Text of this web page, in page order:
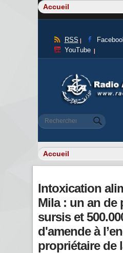
RSS
YouTube
Formulaire de
Rechercher
Intoxication
Mila : un an de
sursis et
d'amende à
propriétaire de